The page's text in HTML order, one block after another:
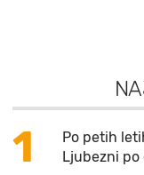
1
Po petih
Ljubezni po